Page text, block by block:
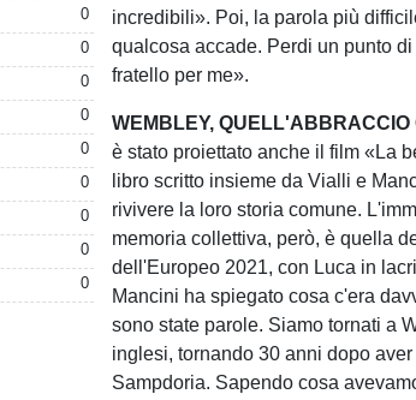
0
0
0
0
0
0
0
0
0
incredibili». Poi, la parola più
qualcosa accade. Perdi un punto
fratello per me».
WEMBLEY, QUELL'ABBRACCIO
è stato proiettato anche il film «La
libro scritto insieme da Vialli e
rivivere la loro storia comune.
memoria collettiva, però, è quella
dell'Europeo 2021, con Luca in
Mancini ha spiegato cosa c'era
sono state parole. Siamo tornati a
inglesi, tornando 30 anni dopo
Sampdoria. Sapendo cosa